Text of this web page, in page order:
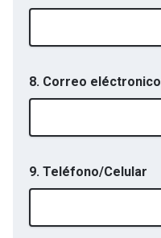
8. Correo eléctronico
9. Teléfono/Celular